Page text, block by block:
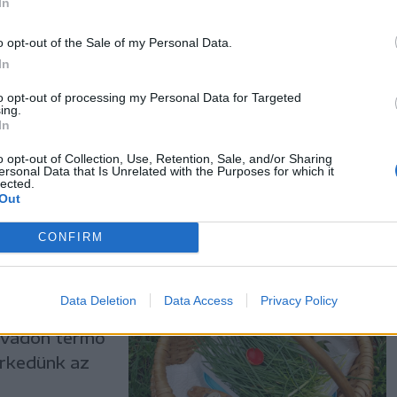
opt-out of the Sale of my Personal Data.
opt-out of processing my Personal Data for Targeted
opt-out of Collection, Use, Retention, Sale, and/or Sharing
Data that Is Unrelated with the Purposes for which it
CONFIRM
Data Deletion Data Access Privacy Policy
(1908 –
tárgyak,
termő
az